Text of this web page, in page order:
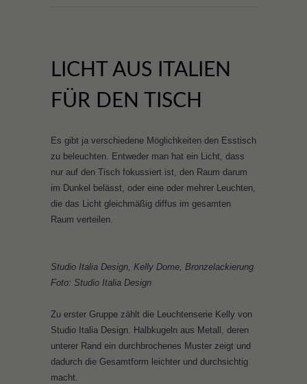
LICHT AUS ITALIEN
FÜR DEN TISCH
Es gibt ja verschiedene Möglichkeiten den Esstisch
zu beleuchten. Entweder man hat ein Licht, dass
nur auf den Tisch fokussiert ist, den Raum darum
im Dunkel belässt, oder eine oder mehrer Leuchten,
die das Licht gleichmäßig diffus im gesamten
Raum verteilen.
Studio Italia Design, Kelly Dome, Bronzelackierung
Foto: Studio Italia Design
Zu erster Gruppe zählt die Leuchtenserie Kelly von
Studio Italia Design. Halbkugeln aus Metall, deren
unterer Rand ein durchbrochenes Muster zeigt und
dadurch die Gesamtform leichter und durchsichtig
macht.